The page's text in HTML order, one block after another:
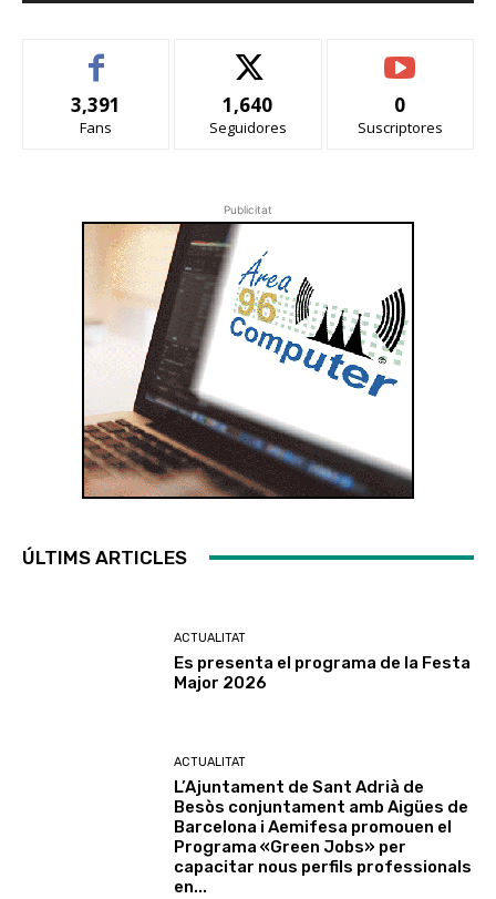
3,391
Fans
1,640
Seguidores
0
Suscriptores
Publicitat
ÚLTIMS ARTICLES
ACTUALITAT
Es presenta el programa de la Festa
Major 2026
ACTUALITAT
L’Ajuntament de Sant Adrià de
Besòs conjuntament amb Aigües de
Barcelona i Aemifesa promouen el
Programa «Green Jobs» per
capacitar nous perfils professionals
en...